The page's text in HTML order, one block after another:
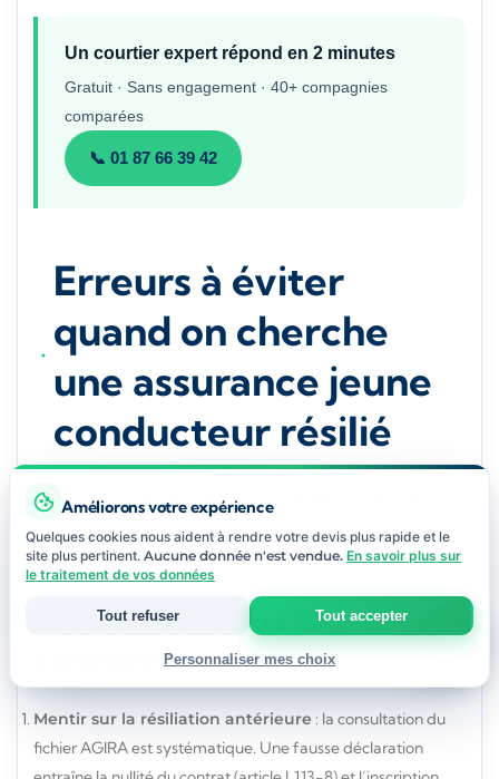
Un courtier expert répond en 2 minutes
Gratuit · Sans engagement · 40+ compagnies
comparées
📞 01 87 66 39 42
Erreurs à éviter
quand on cherche
une assurance jeune
conducteur résilié
Les jeunes conducteurs résiliés commettent souvent des
fréquents identifiés par les conseillers Integra Assurance.
Les 6 erreurs à ne pas
commettre
Mentir sur la résiliation antérieure : la consultation du
fichier AGIRA est systématique. Une fausse déclaration
Améliorons votre expérience
Quelques cookies nous aident à rendre votre devis plus rapide et le
site plus pertinent. Aucune donnée n'est vendue. En savoir plus sur
le traitement de vos données
Tout refuser Tout accepter
Personnaliser mes choix